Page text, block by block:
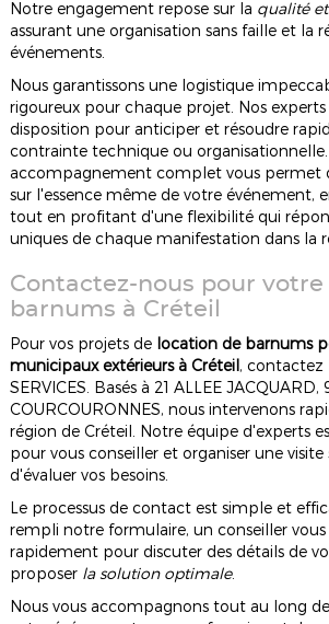
Notre engagement repose sur la qualité
assurant une organisation sans faille et la
événements.
Nous garantissons une logistique
rigoureux pour chaque projet. Nos
disposition pour anticiper et résoudre
contrainte technique ou
accompagnement complet vous permet
sur l'essence même de votre événement,
tout en profitant d'une flexibilité qui
uniques de chaque manifestation dans la
Contactez-nous pour
barnums à Créteil
Pour vos projets de location de barnums
municipaux extérieurs à Créteil, contactez
SERVICES. Basés à 21 ALLEE JACQUARD,
COURCOURONNES, nous intervenons
région de Créteil. Notre équipe d'experts
pour vous conseiller et organiser une visite
d'évaluer vos besoins.
Le processus de contact est simple et
rempli notre formulaire, un conseiller
rapidement pour discuter des détails de
proposer la solution optimale.
Nous vous accompagnons tout au long